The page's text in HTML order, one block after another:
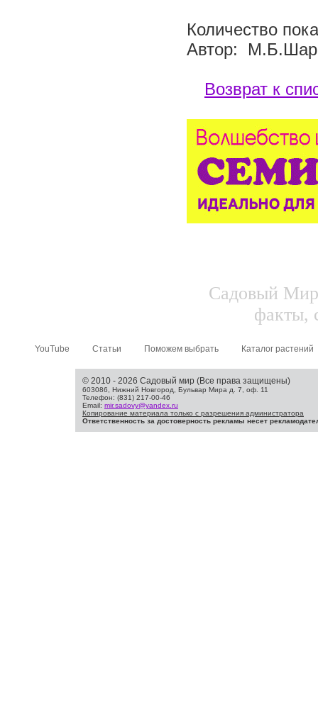
Количество
Автор:
Возврат к
Садовый
факты,
YouTube Статьи Поможем выбрать Каталог растений
© 2010 - 2026 Садовый мир (Все права защищены)
603086, Нижний Новгород, Бульвар Мира д. 7, оф. 11
Телефон: (831) 217-00-46
Email: mir.sadovy@yandex.ru
Копирование материала только с разрешения администратора
Ответственность за достоверность рекламы несет